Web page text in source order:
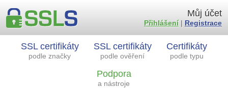
SSL certifikáty
podle značky
SSL certifikáty
podle ověření
Certifikáty
podle typu
Podpora
a nástroje
Můj účet
Přihlášení| Registrace